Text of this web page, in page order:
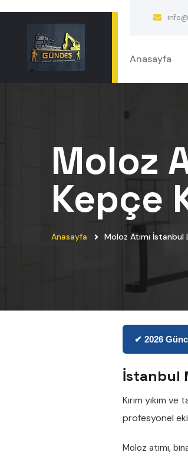
Anasayfa
Moloz
Kepçe
Anasayfa Moloz Atımı İstanbul
✔ 2026
İstanbul
Kırım yıkım
profesyonel
Moloz atımı,